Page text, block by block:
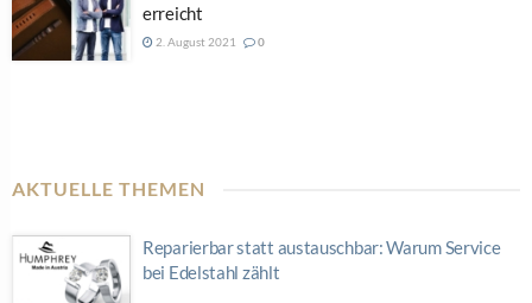
erreicht
2. August 2021 0
AKTUELLE THEMEN
Reparierbar statt austauschbar: Warum Service
bei Edelstahl zählt